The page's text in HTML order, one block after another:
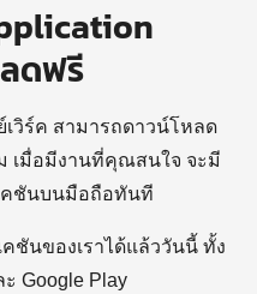
ดฟรี
วิร์ค สามารถดาวน์โหลด
เมื่อมีงานที่คุณสนใจ จะมี
คชันบนมือถือทันที
ชันของเราได้แล้ววันนี้ ทั้ง
Google Play